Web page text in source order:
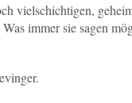
vielschichtigen,
immer sie sagen